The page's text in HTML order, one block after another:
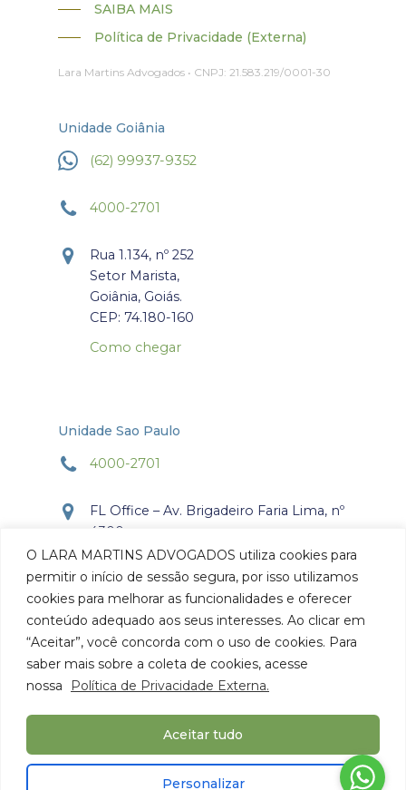
O LARA MARTINS ADVOGADOS utiliza cookies para
permitir o início de sessão segura, por isso utilizamos
cookies para melhorar as funcionalidades e oferecer
conteúdo adequado aos seus interesses. Ao clicar em
“Aceitar”, você concorda com o uso de cookies. Para
saber mais sobre a coleta de cookies, acesse
nossa
Política de Privacidade Externa.
Personalizar
Aceitar tudo
SAIBA MAIS
Política de Privacidade (Externa)
Lara Martins Advogados • CNPJ: 21.583.219/0001-30
Unidade Goiânia
(62) 99937-9352
4000-2701
Rua 1.134, nº 252
Setor Marista,
Goiânia, Goiás.
CEP: 74.180-160
Como chegar
Unidade Sao Paulo
4000-2701
FL Office – Av. Brigadeiro Faria Lima, nº
4300
Torre Office – Sala 804
Itaim Bibi, São Paulo, SP.
CEP: 04.538-132
Como chegar